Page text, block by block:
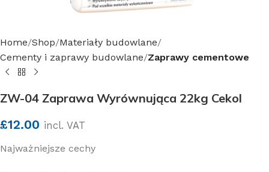
Home Shop Materiały budowlane
Cementy i zaprawy budowlane Zaprawy cementowe
ZW-04 Zaprawa Wyrównująca 22kg Cekol
£12.00 incl. VAT
Najważniejsze cechy